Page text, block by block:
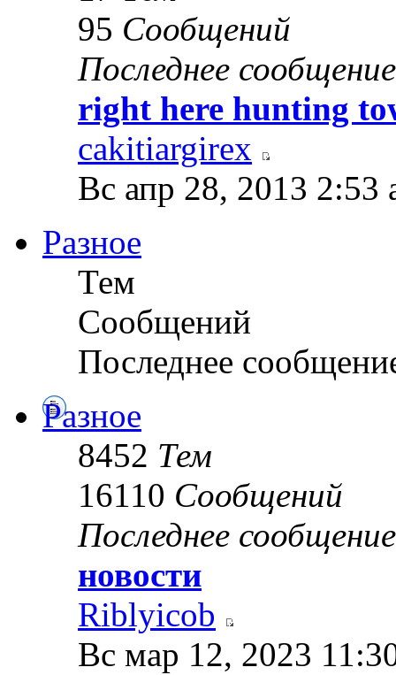
95 Сообщений
Последнее сообщение
right here hunting
cakitiargirex
Вс апр 28, 2013 2:53
Разное
Тем
Сообщений
Последнее
Разное
8452 Тем
16110 Сообщений
Последнее сообщение
новости
Riblyicob
Вс мар 12, 2023